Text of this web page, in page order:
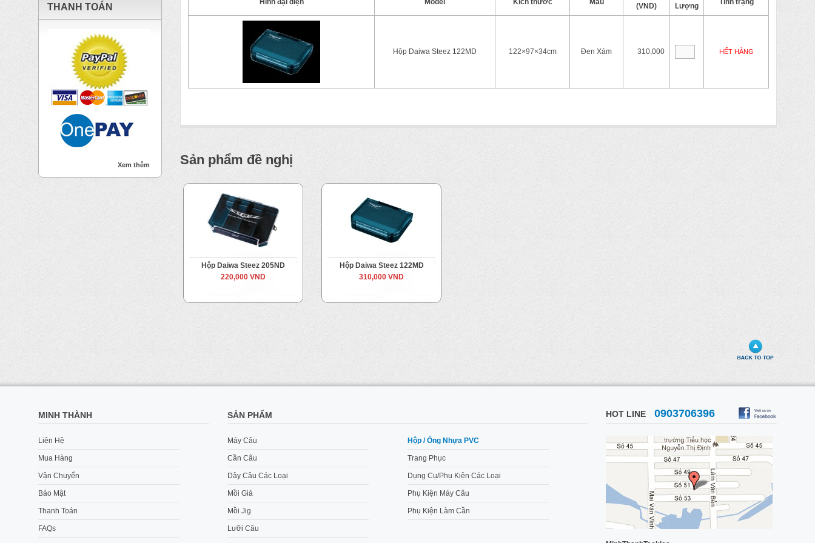
THANH TOÁN
Xem thêm
Hình đại diện Model Kích thước Màu
(VND)
Lượng
Tình trạng
Hộp Daiwa Steez 122MD 122×97×34cm Đen Xám 310,000 HẾT HÀNG
Sản phẩm đề nghị
Hộp Daiwa Steez 205ND
220,000 VND
Hộp Daiwa Steez 122MD
310,000 VND
MINH THÀNH
Liên Hệ
Mua Hàng
Vận Chuyển
Bảo Mật
Thanh Toán
FAQs
SẢN PHẨM
Máy Câu
Cần Câu
Dây Câu Các Loại
Mồi Giả
Mồi Jig
Lưỡi Câu
Hộp / Ống Nhựa PVC
Trang Phục
Dụng Cụ/Phụ Kiện Các Loại
Phụ Kiện Máy Câu
Phụ Kiện Làm Cần
HOT LINE 0903706396